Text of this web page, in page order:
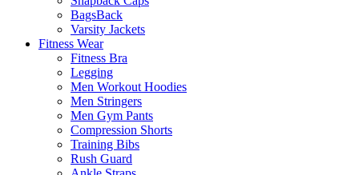
BagsBack
Varsity Jackets
Fitness Wear
Fitness Bra
Legging
Men Workout Hoodies
Men Stringers
Men Gym Pants
Compression Shorts
Training Bibs
Rush Guard